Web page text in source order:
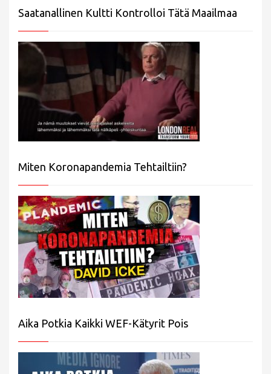
Saatanallinen Kultti Kontrolloi Tätä Maailmaa
Miten Koronapandemia Tehtailtiin?
Aika Potkia Kaikki WEF-Kätyrit Pois